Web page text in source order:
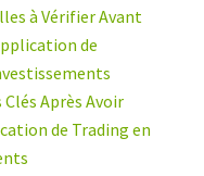
à Vérifier Avant
de
Après Avoir
de Trading en